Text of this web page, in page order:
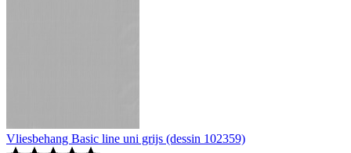
Vliesbehang Basic line uni grijs (dessin 102359)